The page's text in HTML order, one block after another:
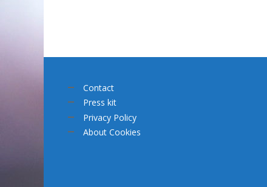
Contact
Press kit
Privacy Policy
About Cookies